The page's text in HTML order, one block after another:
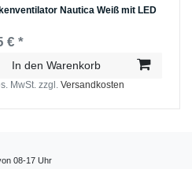
Nautica Weiß mit LED
€ *
In den Warenkorb
MwSt. zzgl.Versandkosten
08-17 Uhr